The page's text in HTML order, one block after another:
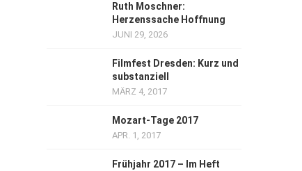
Ruth Moschner:
Herzenssache Hoffnung
JUNI 29, 2026
Filmfest Dresden: Kurz und
substanziell
MÄRZ 4, 2017
Mozart-Tage 2017
APR. 1, 2017
Frühjahr 2017 – Im Heft